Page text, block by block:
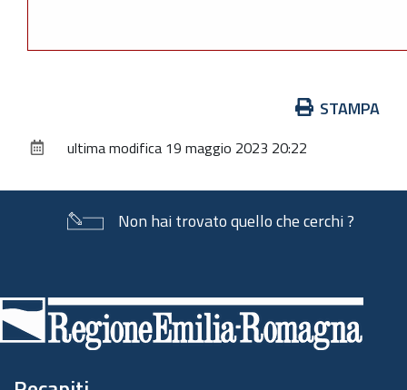
documento
STAMPA
ultima modifica 19 maggio 2023 20:22
Non hai trovato quello che cerchi ?
di
pagina